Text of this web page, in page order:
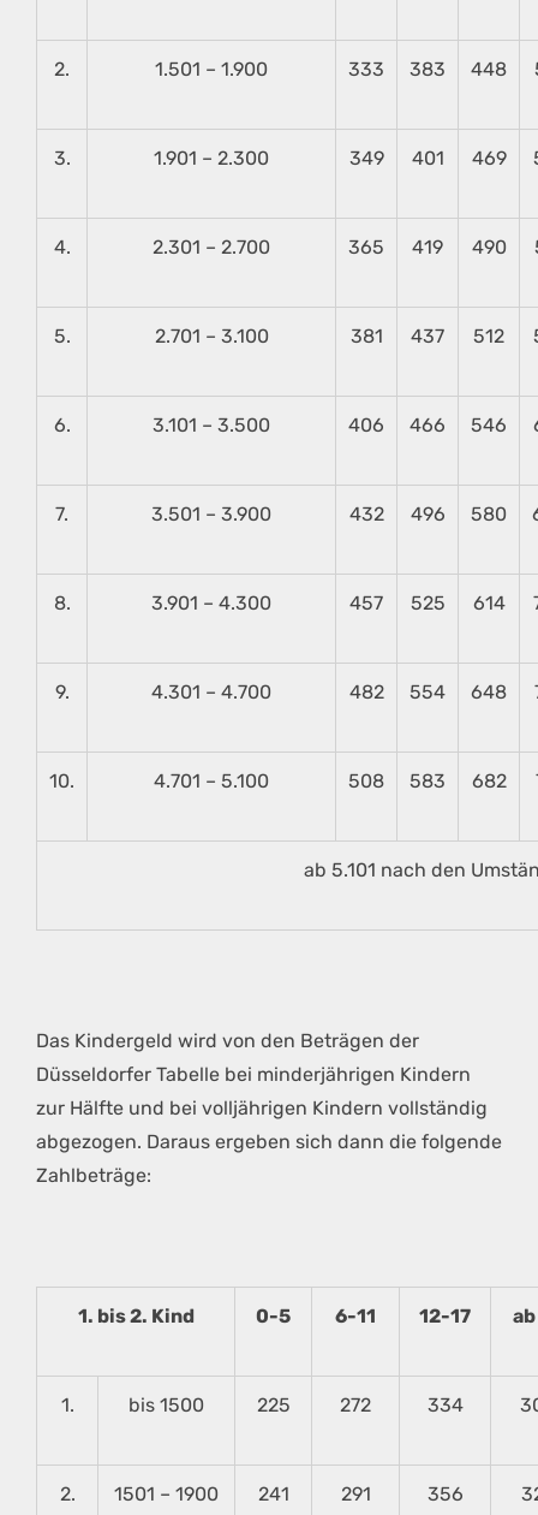
2. 1.501 – 1.900 333 383 448
3. 1.901 – 2.300 349 401 469
4. 2.301 – 2.700 365 419 490
5. 2.701 – 3.100 381 437 512
6. 3.101 – 3.500 406 466 546
7. 3.501 – 3.900 432 496 580
8. 3.901 – 4.300 457 525 614
9. 4.301 – 4.700 482 554 648
10. 4.701 – 5.100 508 583 682
ab 5.101 nach den
Das Kindergeld wird von den Beträgen der
Düsseldorfer Tabelle bei minderjährigen Kindern
zur Hälfte und bei volljährigen Kindern vollständig
abgezogen. Daraus ergeben sich dann die folgende
Zahlbeträge:
1. bis 2. Kind 0-5 6-11 12-17
1. bis 1500 225 272 334
2. 1501 – 1900 241 291 356